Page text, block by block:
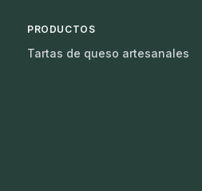
PRODUCTOS
Tartas de queso artesanales